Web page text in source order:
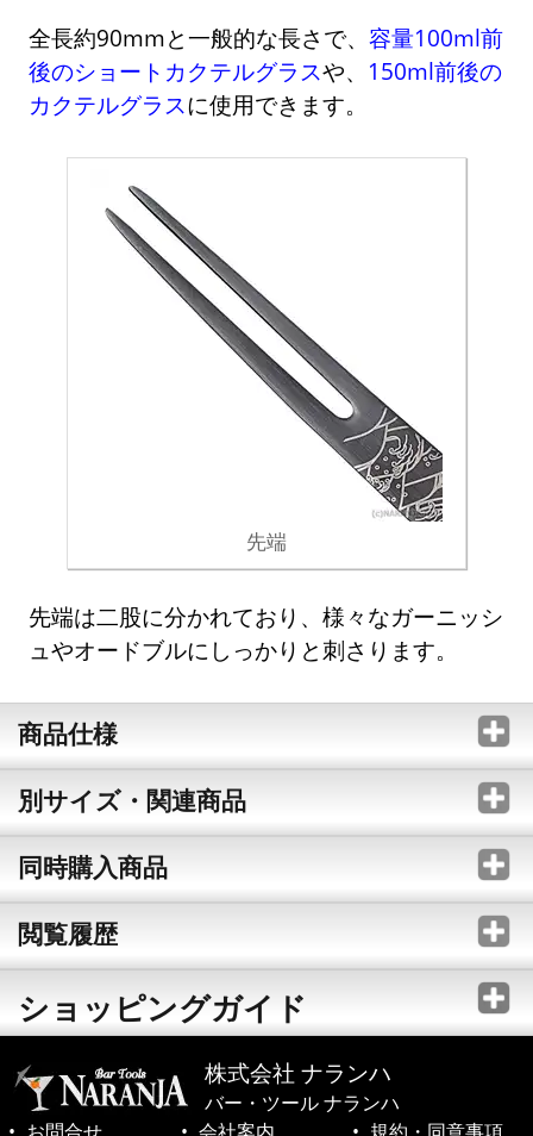
全長約90mmと一般的な長さで、容量100ml前
後のショートカクテルグラスや、 150ml前後の
カクテルグラスに使用できます。
先端
先端は二股に分かれており、様々なガーニッシ
ュやオードブルにしっかりと刺さります。
商品仕様
別サイズ・関連商品
同時購入商品
閲覧履歴
ショッピングガイド
株式会社 ナランハ
バー・ツール ナランハ